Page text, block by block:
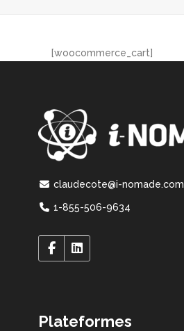
[woocommerce_cart]
claudecote@i-nomade.com
1-855-506-9634
Plateformes